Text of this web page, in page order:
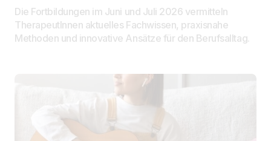
Die Fortbildungen im Juni und Juli 2026 vermitteln
TherapeutInnen aktuelles Fachwissen, praxisnahe
Methoden und innovative Ansätze für den Berufsalltag.